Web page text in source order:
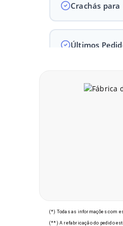
Crachás para
Últimos
(*) Todas as informações com
(**) A refabricação do pedido